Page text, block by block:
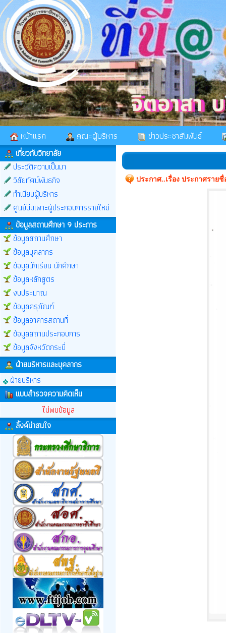
หน้าแรก คณะผู้บริหาร ข่าวประชาสัมพันธ์
เกี่ยวกับวิทยาลัย
ประวัติความเป็นมา
วิสัยทัศน์พันธกิจ
ทำเนียบผู้บริหาร
ศูนย์บ่มเพาะผู้ประกอบการรายใหม่
ข้อมูลสถานศึกษา 9 ประการ
ข้อมูลสถานศึกษา
ข้อมูลบุคลากร
ข้อมูลนักเรียน นักศึกษา
ข้อมูลหลักสูตร
งบประมาณ
ข้อมูลครุภัณฑ์
ข้อมูลอาคารสถานที่
ข้อมูลสถานประกอบการ
ข้อมูลจังหวัดกระบี่
ฝ่ายบริหารและบุคลากร
ฝ่ายบริหาร
แบบสำรวจความคิดเห็น
ไม่พบข้อมูล
ลิ้งค์น่าสนใจ
ประกาศ..เรื่อง ประกาศราย